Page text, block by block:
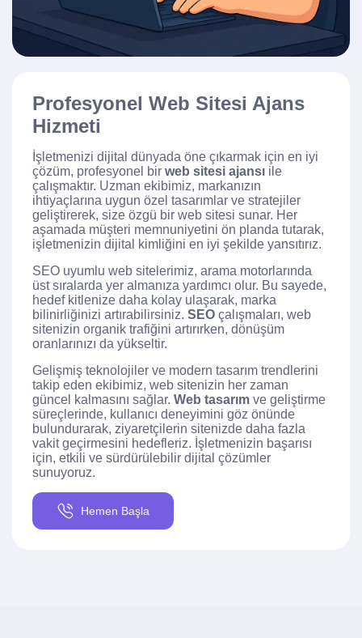
Profesyonel Web Sitesi Ajans
Hizmeti
İşletmenizi dijital dünyada öne çıkarmak için en iyi
çözüm, profesyonel bir web sitesi ajansı ile
çalışmaktır. Uzman ekibimiz, markanızın
ihtiyaçlarına uygun özel tasarımlar ve stratejiler
geliştirerek, size özgü bir web sitesi sunar. Her
aşamada müşteri memnuniyetini ön planda tutarak,
işletmenizin dijital kimliğini en iyi şekilde yansıtırız.
SEO uyumlu web sitelerimiz, arama motorlarında
üst sıralarda yer almanıza yardımcı olur. Bu sayede,
hedef kitlenize daha kolay ulaşarak, marka
bilinirliğinizi artırabilirsiniz. SEO çalışmaları, web
sitenizin organik trafiğini artırırken, dönüşüm
oranlarınızı da yükseltir.
Gelişmiş teknolojiler ve modern tasarım trendlerini
takip eden ekibimiz, web sitenizin her zaman
güncel kalmasını sağlar. Web tasarım ve geliştirme
süreçlerinde, kullanıcı deneyimini göz önünde
bulundurarak, ziyaretçilerin sitenizde daha fazla
vakit geçirmesini hedefleriz. İşletmenizin başarısı
için, etkili ve sürdürülebilir dijital çözümler
sunuyoruz.
Hemen Başla